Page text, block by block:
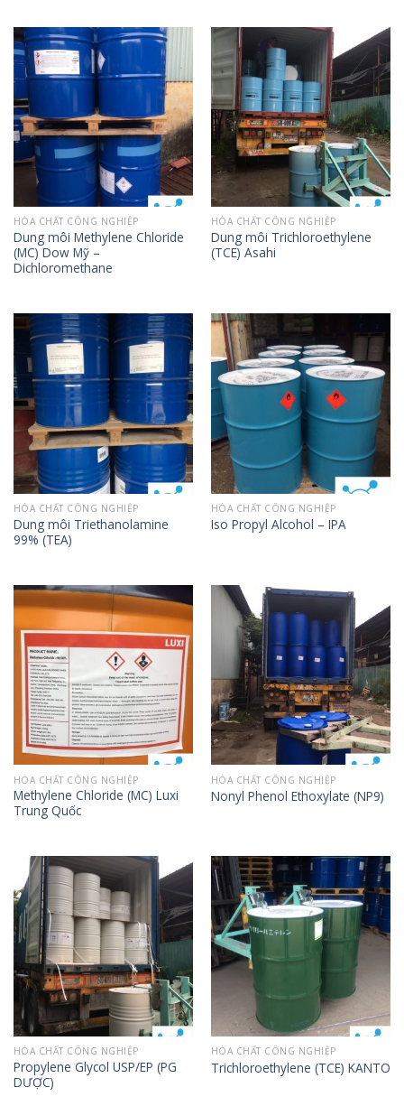
HÓA CHẤT CÔNG NGHIỆP
Dung môi Methylene Chloride
(MC) Dow Mỹ –
Dichloromethane
HÓA CHẤT CÔNG NGHIỆP
Dung môi Trichloroethylene
(TCE) Asahi
HÓA CHẤT CÔNG NGHIỆP
Dung môi Triethanolamine
99% (TEA)
HÓA CHẤT CÔNG NGHIỆP
Iso Propyl Alcohol – IPA
HÓA CHẤT CÔNG NGHIỆP
Methylene Chloride (MC) Luxi
Trung Quốc
HÓA CHẤT CÔNG NGHIỆP
Nonyl Phenol Ethoxylate (NP9)
HÓA CHẤT CÔNG NGHIỆP
Propylene Glycol USP/EP (PG
DƯỢC)
HÓA CHẤT CÔNG NGHIỆP
Trichloroethylene (TCE) KANTO